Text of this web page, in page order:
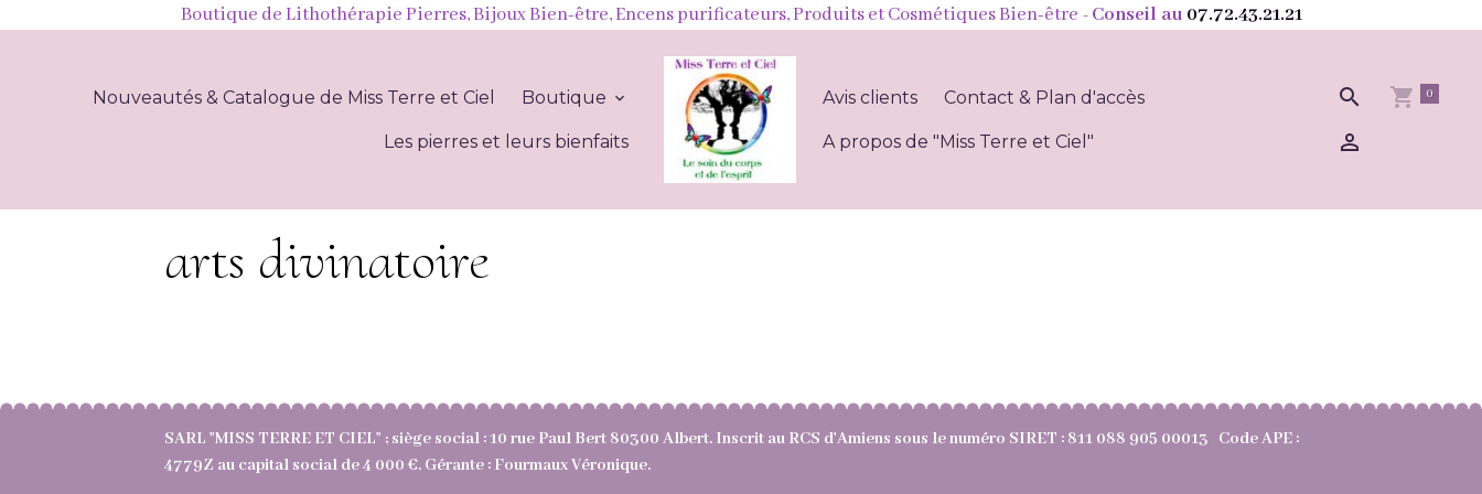
Boutique de Lithothérapie Pierres, Bijoux Bien-être, Encens purificateurs, Produits et Cosmétiques Bien-être - Conseil au 07.72.43.21.21
Nouveautés & Catalogue de Miss Terre et Ciel Boutique
Les pierres et leurs bienfaits
Avis clients Contact & Plan d'accès
A propos de "Miss Terre et Ciel"
0
arts divinatoire
SARL "MISS TERRE ET CIEL" ; siège social : 10 rue Paul Bert 80300 Albert. Inscrit au RCS d'Amiens sous le numéro SIRET : 811 088 905 00013 Code APE :
4779Z au capital social de 4 000 €. Gérante : Fourmaux Véronique.